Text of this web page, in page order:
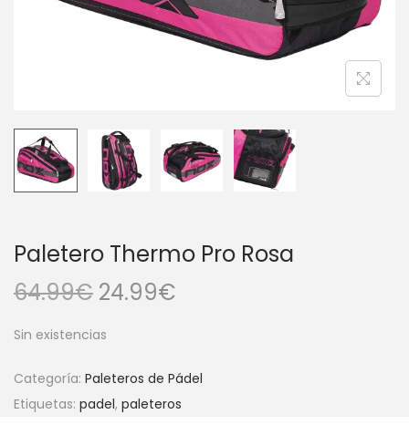
a
c
i
d
Paletero Thermo Pro Rosa
64.99€ E
p
r
e
c
24.99€
r
e
c
Sin existencias
Categoría: Paleteros de Pádel
Etiquetas: padel, paleteros